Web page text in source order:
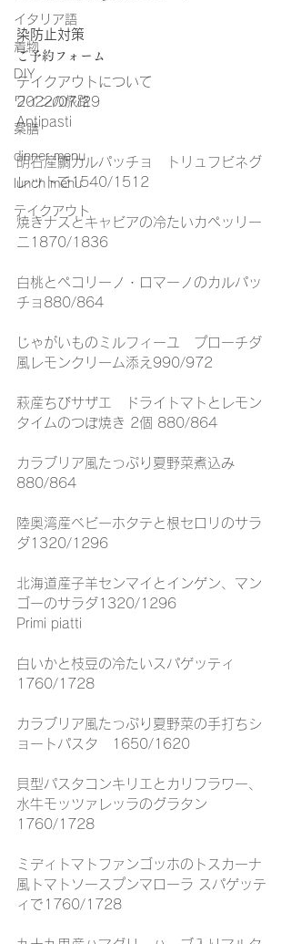
イタリア語
着物
DIY
ワインの旅路
薬膳
dinner menu
lunch menu
テイクアウト
染防止対策
ご予約フォーム
テイクアウトについて
2022/07/29
Antipasti
明石産鯛カルパッチョ　トリュフビネグ
レットで1540/1512
焼きナスとキャビアの冷たいカペッリー
ニ1870/1836
白桃とペコリーノ・ロマーノのカルパッ
チョ880/864
じゃがいものミルフィーユ　プローチダ
風レモンクリーム添え990/972
萩産ちびサザエ　ドライトマトとレモン
タイムのつぼ焼き 2個 880/864
カラブリア風たっぷり夏野菜煮込み
880/864
陸奥湾産ベビーホタテと根セロリのサラ
ダ1320/1296
北海道産子羊センマイとインゲン、マン
ゴーのサラダ1320/1296
Primi piatti
白いかと枝豆の冷たいスパゲッティ
1760/1728
カラブリア風たっぷり夏野菜の手打ちシ
ョートパスタ　1650/1620
貝型パスタコンキリエとカリフラワー、
水牛モッツァレッラのグラタン
1760/1728
ミディトマトファンゴッホのトスカーナ
風トマトソースプンマローラ スパゲッテ
ィで1760/1728